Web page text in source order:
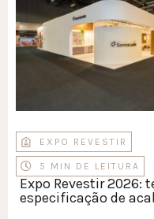
EXPO REVESTIR
5 MIN DE LEITURA
Expo Revestir 2026:
especificação de